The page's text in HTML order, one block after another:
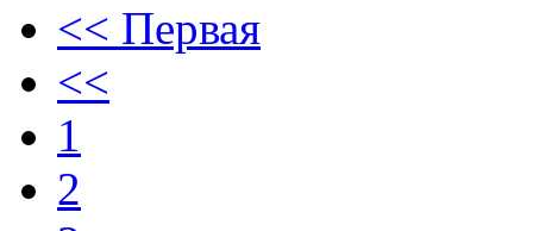
<< Первая
<<
1
2